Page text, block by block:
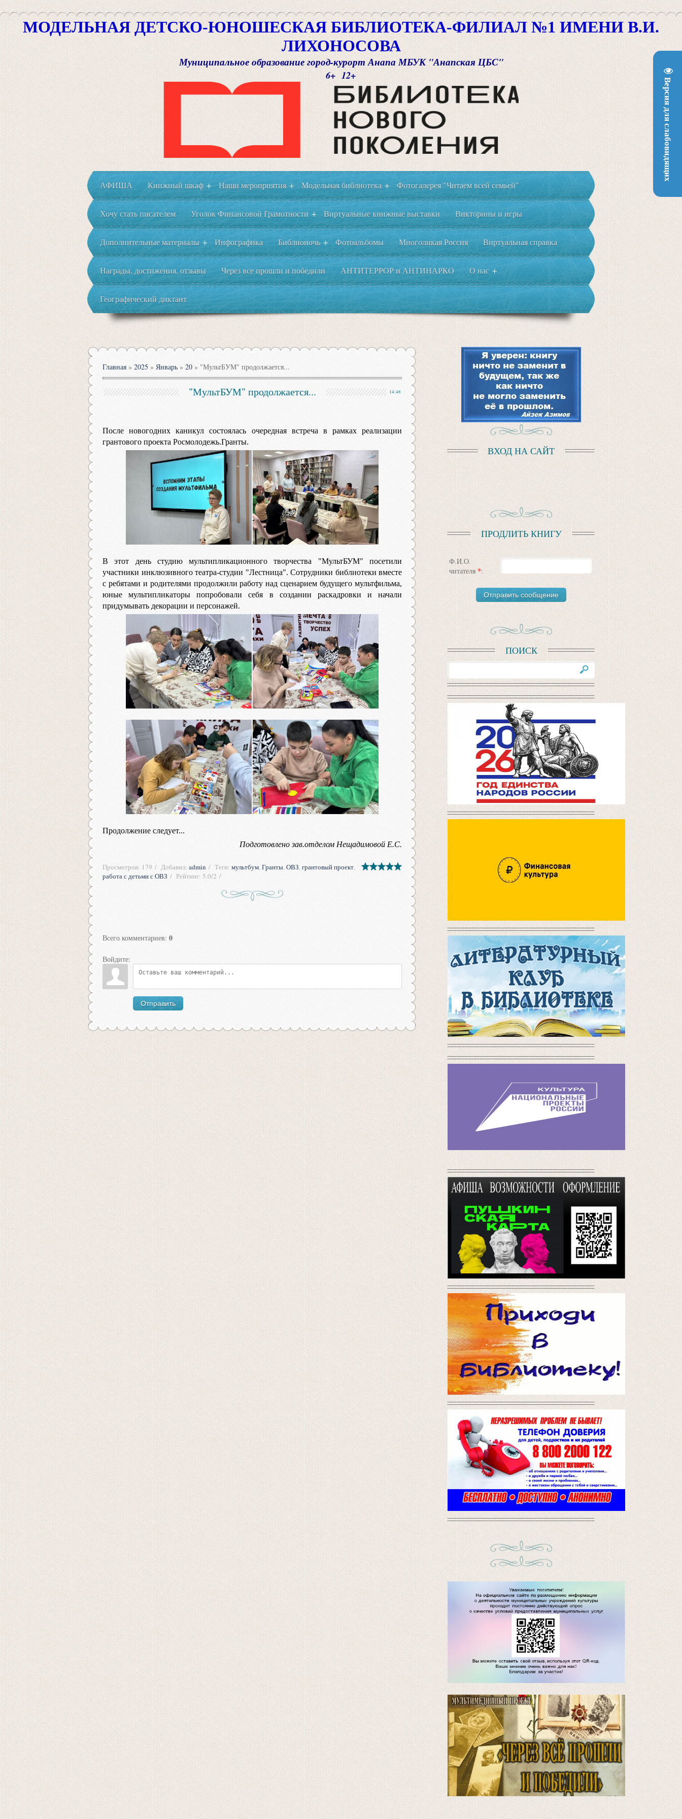
Версия для слабовидящих
МОДЕЛЬНАЯ ДЕТСКО-ЮНОШЕСКАЯ БИБЛИОТЕКА-ФИЛИАЛ №1 ИМЕНИ В.И.
ЛИХОНОСОВА
Муниципальное образование город-курорт Анапа МБУК "Анапская ЦБС"
6+ 12+
АФИША Книжный шкаф + Наши мероприятия + Модельная библиотека + Фотогалерея "Читаем всей семьей"
Хочу стать писателем Уголок Финансовой Грамотности + Виртуальные книжные выставки Викторины и игры
Дополнительные материалы + Инфографика Библионочь + Фотоальбомы Многоликая Россия Виртуальная справка
Награды, достижения, отзывы Через все прошли и победили АНТИТЕРРОР и АНТИНАРКО О нас +
Географический диктант
Главная » 2025 » Январь » 20 » "МультБУМ" продолжается...
14:48
"МультБУМ" продолжается...
После новогодних каникул состоялась очередная встреча в рамках реализации
грантового проекта Росмолодежь.Гранты.
В этот день студию мультипликационного творчества "МультБУМ" посетили
участники инклюзивного театра-студии "Лестница". Сотрудники библиотеки вместе
с ребятами и родителями продолжили работу над сценарием будущего мультфильма,
юные мультипликаторы попробовали себя в создании раскадровки и начали
придумывать декорации и персонажей.
Продолжение следует...
Подготовлено зав.отделом Нещадимовой Е.С.
Просмотров: 179 Добавил: admin Теги: мультбум,Гранты,ОВЗ,грантовый проект,
работа с детьми с ОВЗ
Рейтинг: 5.0/2
Всего комментариев: 0
Войдите:
Отправить
ВХОД НА САЙТ
ПРОДЛИТЬ КНИГУ
Ф.И.О.
читателя *:
ПОИСК